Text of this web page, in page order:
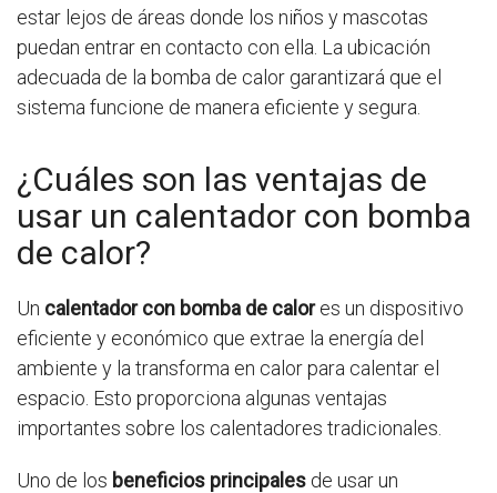
estar lejos de áreas donde los niños y mascotas
puedan entrar en contacto con ella. La ubicación
adecuada de la bomba de calor garantizará que el
sistema funcione de manera eficiente y segura.
¿Cuáles son las ventajas de
usar un calentador con bomba
de calor?
Un calentador con bomba de calores un dispositivo
eficiente y económico que extrae la energía del
ambiente y la transforma en calor para calentar el
espacio. Esto proporciona algunas ventajas
importantes sobre los calentadores tradicionales.
Uno de los beneficios principales de usar un